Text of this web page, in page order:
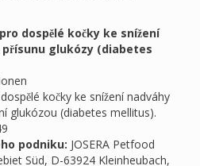
dospělé kočky ke snížení
glukózy (diabetes
kočky ke snížení nadváhy
glukózou (diabetes mellitus).
podniku: JOSERA Petfood
Süd, D-63924 Kleinheubach,